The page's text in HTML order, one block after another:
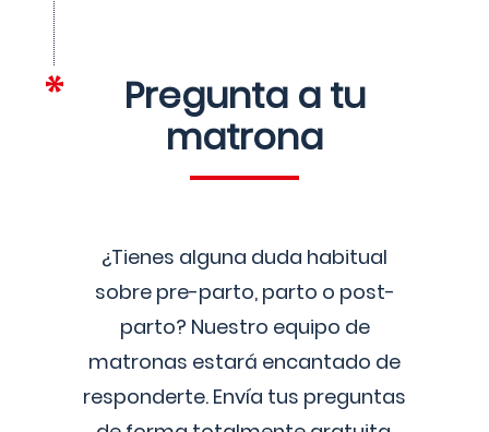
Pregunta a tu
matrona
¿Tienes alguna duda habitual
sobre pre-parto, parto o post-
parto? Nuestro equipo de
matronas estará encantado de
responderte. Envía tus preguntas